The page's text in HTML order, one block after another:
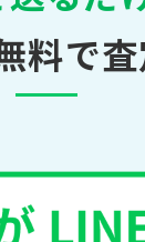
料で